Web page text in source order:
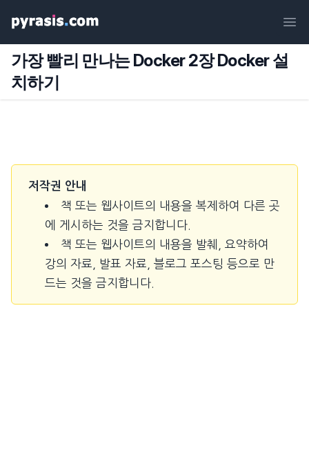
가장 빨리 만나는 Docker 2장 Docker 설
치하기
저작권 안내
책 또는 웹사이트의 내용을 복제하여 다른 곳
에 게시하는 것을 금지합니다.
책 또는 웹사이트의 내용을 발췌, 요약하여
강의 자료, 발표 자료, 블로그 포스팅 등으로 만
드는 것을 금지합니다.